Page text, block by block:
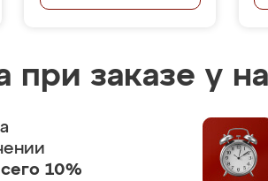
при заказе у
10%